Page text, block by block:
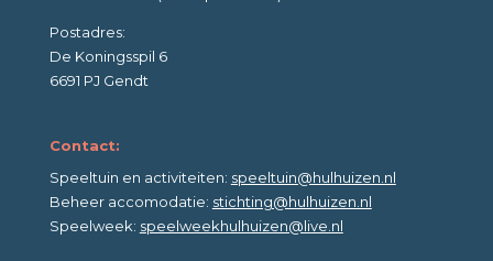
Postadres:
De Koningsspil 6
6691 PJ Gendt
Contact:
Speeltuin en activiteiten: speeltuin@hulhuizen.nl
Beheer accomodatie: stichting@hulhuizen.nl
Speelweek: speelweekhulhuizen@live.nl